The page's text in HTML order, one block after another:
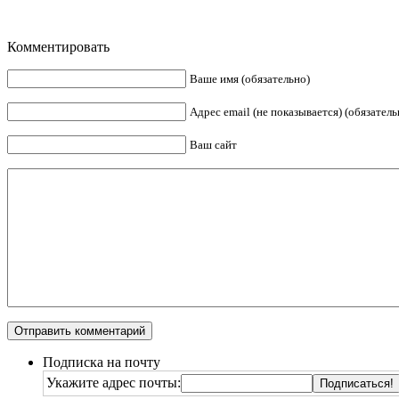
Комментировать
Ваше имя (обязательно)
Адрес email (не показывается)
Ваш сайт
Подписка на почту
Укажите адрес почты: